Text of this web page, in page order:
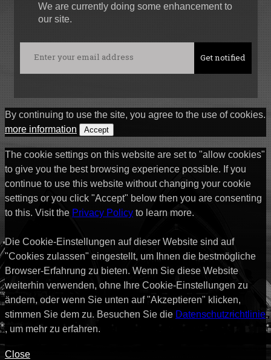
We are currently doing some enhancement to
our site.
By continuing to use the site, you agree to the use of cookies.
more information
Accept
The cookie settings on this website are set to "allow cookies"
to give you the best browsing experience possible. If you
continue to use this website without changing your cookie
settings or you click "Accept" below then you are consenting
to this. Visit the Privacy Policy to learn more.
Die Cookie-Einstellungen auf dieser Website sind auf
"Cookies zulassen" eingestellt, um Ihnen die bestmögliche
Browser-Erfahrung zu bieten. Wenn Sie diese Website
weiterhin verwenden, ohne Ihre Cookie-Einstellungen zu
ändern, oder wenn Sie unten auf "Akzeptieren" klicken,
stimmen Sie dem zu. Besuchen Sie die Datenschutzrichtlinie
, um mehr zu erfahren.
Close